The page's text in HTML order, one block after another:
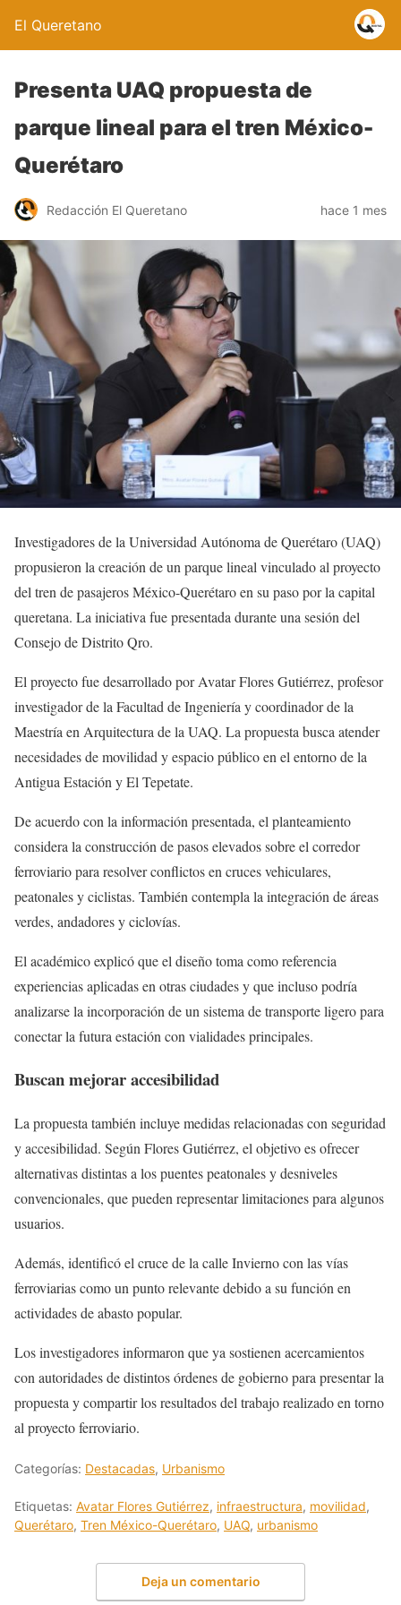
El Queretano
Presenta UAQ propuesta de
parque lineal para el tren México-
Querétaro
Redacción El Queretano hace 1 mes
Investigadores de la Universidad Autónoma de Querétaro (UAQ)
propusieron la creación de un parque lineal vinculado al proyecto
del tren de pasajeros México-Querétaro en su paso por la capital
queretana. La iniciativa fue presentada durante una sesión del
Consejo de Distrito Qro.
El proyecto fue desarrollado por Avatar Flores Gutiérrez, profesor
investigador de la Facultad de Ingeniería y coordinador de la
Maestría en Arquitectura de la UAQ. La propuesta busca atender
necesidades de movilidad y espacio público en el entorno de la
Antigua Estación y El Tepetate.
De acuerdo con la información presentada, el planteamiento
considera la construcción de pasos elevados sobre el corredor
ferroviario para resolver conflictos en cruces vehiculares,
peatonales y ciclistas. También contempla la integración de áreas
verdes, andadores y ciclovías.
El académico explicó que el diseño toma como referencia
experiencias aplicadas en otras ciudades y que incluso podría
analizarse la incorporación de un sistema de transporte ligero para
conectar la futura estación con vialidades principales.
Buscan mejorar accesibilidad
La propuesta también incluye medidas relacionadas con seguridad
y accesibilidad. Según Flores Gutiérrez, el objetivo es ofrecer
alternativas distintas a los puentes peatonales y desniveles
convencionales, que pueden representar limitaciones para algunos
usuarios.
Además, identificó el cruce de la calle Invierno con las vías
ferroviarias como un punto relevante debido a su función en
actividades de abasto popular.
Los investigadores informaron que ya sostienen acercamientos
con autoridades de distintos órdenes de gobierno para presentar la
propuesta y compartir los resultados del trabajo realizado en torno
al proyecto ferroviario.
Categorías: Destacadas, Urbanismo
Etiquetas: Avatar Flores Gutiérrez, infraestructura, movilidad,
Querétaro, Tren México-Querétaro, UAQ, urbanismo
Deja un comentario